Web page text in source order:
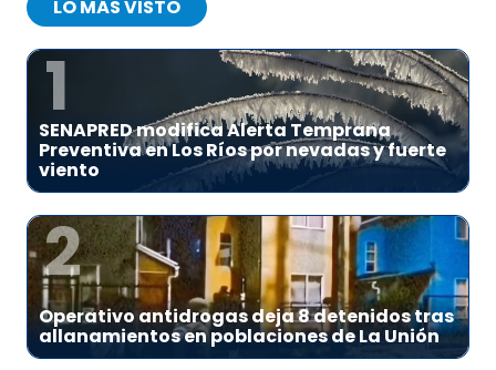
LO MÁS VISTO
1
SENAPRED modifica Alerta Temprana
Preventiva en Los Ríos por nevadas y fuerte
viento
2
Operativo antidrogas deja 8 detenidos tras
allanamientos en poblaciones de La Unión